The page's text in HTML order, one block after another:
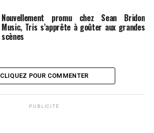
Nouvellement promu chez Sean Bridon
Music, Tris s’apprête à goûter aux grandes
scènes
CLIQUEZ POUR COMMENTER
PUBLICITÉ